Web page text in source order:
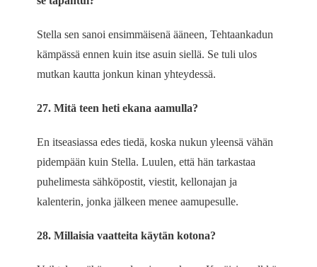
Stella sen sanoi ensimmäisenä ääneen, Tehtaankadun
kämpässä ennen kuin itse asuin siellä. Se tuli ulos
mutkan kautta jonkun kinan yhteydessä.
27. Mitä teen heti ekana aamulla?
En itseasiassa edes tiedä, koska nukun yleensä vähän
pidempään kuin Stella. Luulen, että hän tarkastaa
puhelimesta sähköpostit, viestit, kellonajan ja
kalenterin, jonka jälkeen menee aamupesulle.
28. Millaisia vaatteita käytän kotona?